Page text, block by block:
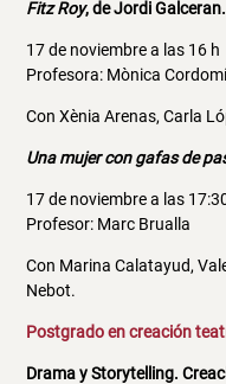
Fitz Roy, de Jordi Galceran.
17 de noviembre a las 16 h
Profesora: Mònica
Con Xènia Arenas, Carla
Una mujer con gafas de
17 de noviembre a las
Profesor: Marc Brualla
Con Marina Calatayud,
Nebot.
Postgrado en creación
Drama y Storytelling.